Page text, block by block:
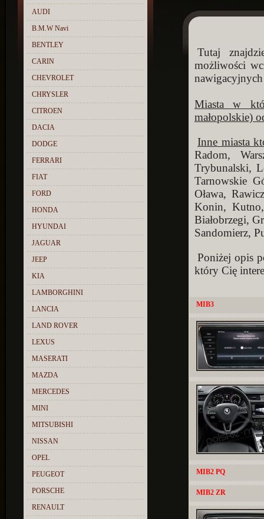
AUDI
B.M.W Navi
BENTLEY
CARIN
CHEVROLET
CHRYSLER
CITROEN
DACIA
DODGE
FERRARI
FIAT
FORD
HONDA
HYUNDAI
JAGUAR
JEEP
KIA
LAMBORGHINI
LANCIA
LAND ROVER
LEXUS
MASERATI
MAZDA
MERCEDES
MINI
MITSUBISHI
NISSAN
OPEL
PEUGEOT
PORSCHE
RENAULT
Tutaj
możliwości
Miasta w
małopolskie)
Inne miasta
Radom,
Trybunalski,
Tarnowskie
Oława,
Konin,
Białobrzegi,
Sandomierz,
Poniżej opis
który Cię
MIB3
MIB2 PQ
MIB2 ZR